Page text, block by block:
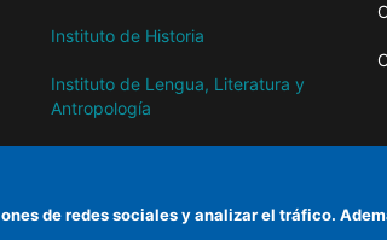
Instituto de Historia
Instituto de Lengua, Literatura y
Antropología
Próximo
de redes sociales y analizar el tráfico.